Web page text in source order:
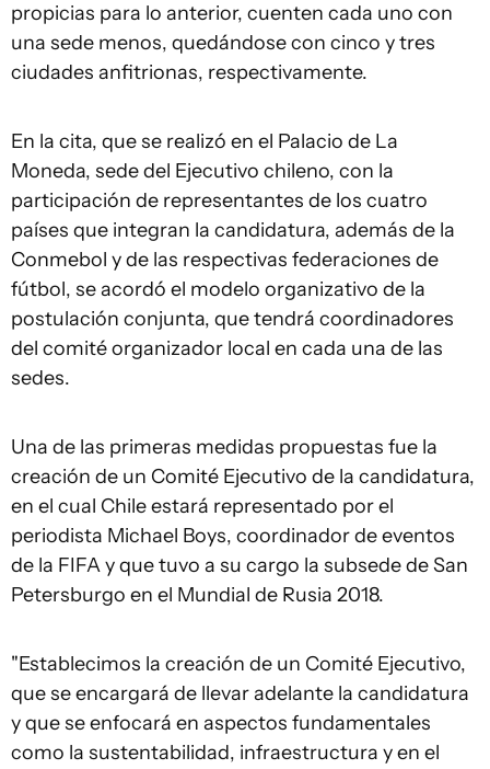
propicias para lo anterior, cuenten cada uno con
una sede menos, quedándose con cinco y tres
ciudades anfitrionas, respectivamente.
En la cita, que se realizó en el Palacio de La
Moneda, sede del Ejecutivo chileno, con la
participación de representantes de los cuatro
países que integran la candidatura, además de la
Conmebol y de las respectivas federaciones de
fútbol, se acordó el modelo organizativo de la
postulación conjunta, que tendrá coordinadores
del comité organizador local en cada una de las
sedes.
Una de las primeras medidas propuestas fue la
creación de un Comité Ejecutivo de la candidatura,
en el cual Chile estará representado por el
periodista Michael Boys, coordinador de eventos
de la FIFA y que tuvo a su cargo la subsede de San
Petersburgo en el Mundial de Rusia 2018.
"Establecimos la creación de un Comité Ejecutivo,
que se encargará de llevar adelante la candidatura
y que se enfocará en aspectos fundamentales
como la sustentabilidad, infraestructura y en el